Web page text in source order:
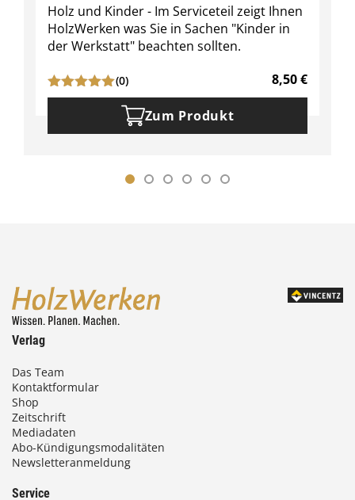
Holz und Kinder - Im Serviceteil zeigt Ihnen
HolzWerken was Sie in Sachen "Kinder in
der Werkstatt" beachten sollten.
(0) 8,50€
Zum Produkt
Verlag
Das Team
Kontaktformular
Shop
Zeitschrift
Mediadaten
Abo-Kündigungsmodalitäten
Newsletteranmeldung
Service